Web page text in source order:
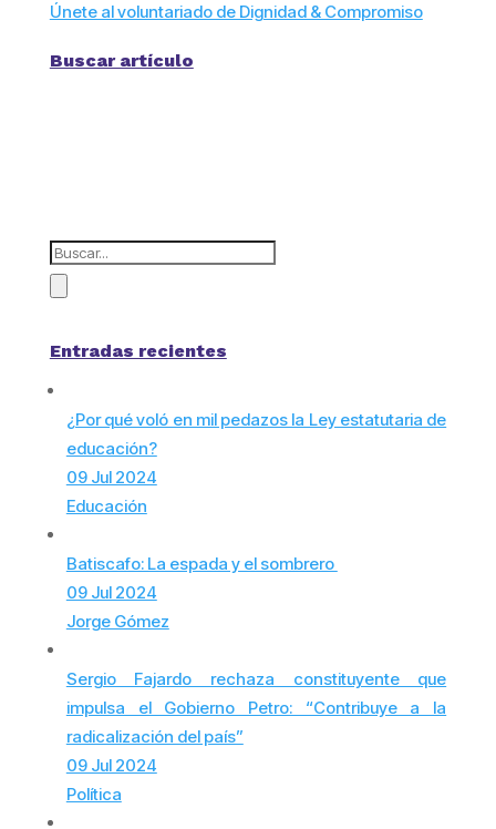
Únete al voluntariado de Dignidad & Compromiso
Buscar artículo
Entradas recientes
¿Por qué voló en mil pedazos la Ley estatutaria de
educación?
09 Jul 2024
Educación
Batiscafo: La espada y el sombrero
09 Jul 2024
Jorge Gómez
Sergio Fajardo rechaza constituyente que
impulsa el Gobierno Petro: “Contribuye a la
radicalización del país”
09 Jul 2024
Política